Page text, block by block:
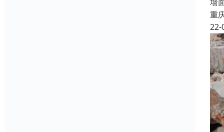
重
22-